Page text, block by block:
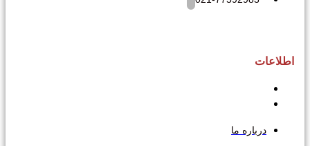
اطلاعات
درباره ما